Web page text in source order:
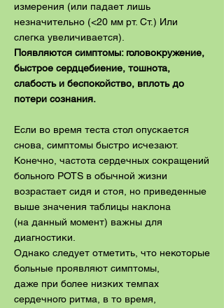
измерения (или падает лишь
незначительно (<20 мм рт. Ст.) Или
слегка увеличивается).
Появляются симптомы: головокружение,
быстрое сердцебиение, тошнота,
слабость и беспокойство, вплоть до
потери сознания.
Если во время теста стол опускается
снова, симптомы быстро исчезают.
Конечно, частота сердечных сокращений
больного POTS в обычной жизни
возрастает сидя и стоя, но приведенные
выше значения таблицы наклона
(на данный момент) важны для
диагностики.
Однако следует отметить, что некоторые
больные проявляют симптомы,
даже при более низких темпах
сердечного ритма, в то время,